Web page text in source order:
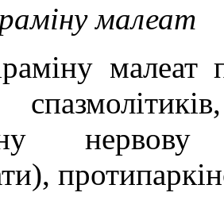
малеат
малеат
нервову